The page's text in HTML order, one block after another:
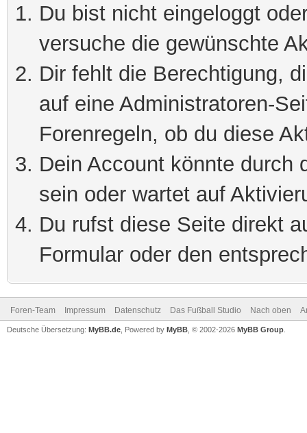
Du bist nicht eingeloggt
versuche die gewünschte
Dir fehlt die Berechtigung,
auf eine Administratoren-
Forenregeln, ob du diese
Dein Account könnte durch
sein oder wartet auf
Du rufst diese Seite direkt
Formular oder den
Foren-Team Impressum Datenschutz Das Fußball Studio Nach oben
Deutsche Übersetzung: MyBB.de , Powered by MyBB , © 2002-2026 MyBB Group